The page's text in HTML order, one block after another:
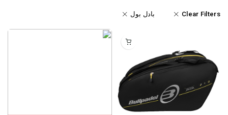
Clear Filters بادل بول